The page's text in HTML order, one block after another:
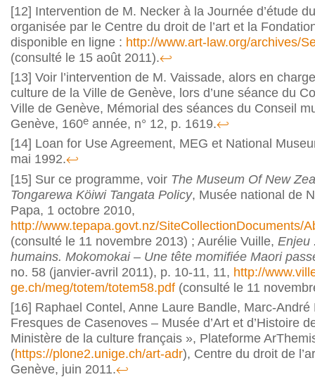
[12] Intervention de M. Necker à la Journée d’étude
organisée par le Centre du droit de l’art et la
disponible en ligne : http://www.art-law.org/archives/
(consulté le 15 août 2011).↩
[13] Voir l’intervention de M. Vaissade, alors en
culture de la Ville de Genève, lors d’une séance du
Ville de Genève, Mémorial des séances du Conseil
Genève, 160eannée, n° 12, p. 1619.↩
[14] Loan for Use Agreement, MEG et National
mai 1992.↩
[15] Sur ce programme, voir The Museum Of New
Tongarewa Köiwi Tangata Policy, Musée national de
Papa, 1 octobre 2010,
http://www.tepapa.govt.nz/SiteCollectionDocuments/
(consulté le 11 novembre 2013) ; Aurélie Vuille, Enjeu
humains. Mokomokai – Une tête momifiée Maori
no. 58 (janvier-avril 2011), p. 10-11, 11, http://
ge.ch/meg/totem/totem58.pdf(consulté le 11
[16] Raphael Contel, Anne Laure Bandle, Marc-André
Fresques de Casenoves – Musée d’Art et d’Histoire
Ministère de la culture français », Plateforme
(https://plone2.unige.ch/art-adr), Centre du droit de
Genève, juin 2011.↩